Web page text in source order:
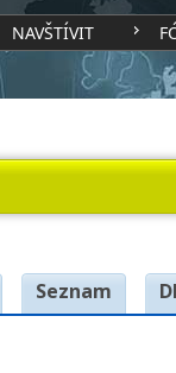
NAVŠTÍVIT
Seznam